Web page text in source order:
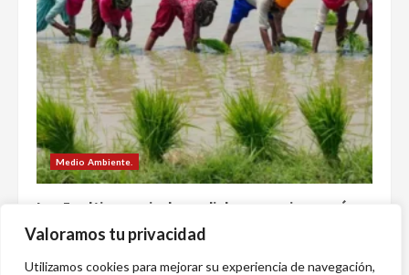
Valoramos tu privacidad
Utilizamos cookies para mejorar su experiencia de navegación,
Medio Ambiente.
Los 5 cultivos a nivel mundial que requieren más
agua para su producción (y su impacto en las
comunidades y el medio ambiente)
26 de septiembre de 2025